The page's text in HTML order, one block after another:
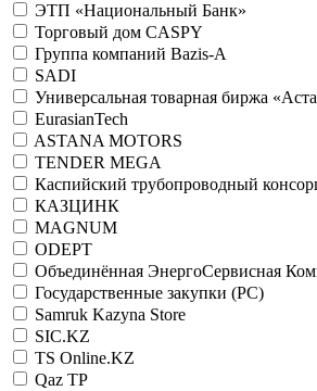
ЭТП «Национальный Банк»
Торговый дом CASPY
Группа компаний Bazis-A
SADI
Универсальная товарная биржа
EurasianTech
ASTANA MOTORS
TENDER MEGA
Каспийский трубопроводный
КАЗЦИНК
MAGNUM
ODEPT
Объединённая ЭнергоСервисная
Государственные закупки (РС)
Samruk Kazyna Store
SIC.KZ
TS Online.KZ
Qaz TP